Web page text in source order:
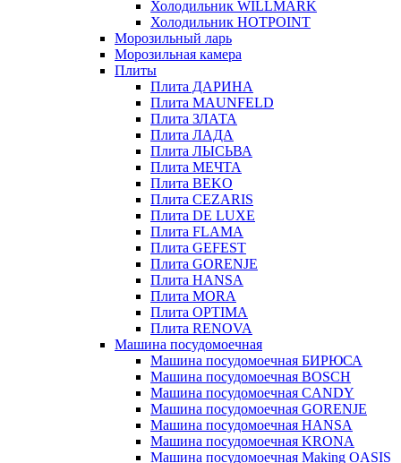
Холодильник WILLMARK
Холодильник HOTPOINT
Морозильный ларь
Морозильная камера
Плиты
Плита ДАРИНА
Плита MAUNFELD
Плита ЗЛАТА
Плита ЛАДА
Плита ЛЫСЬВА
Плита МЕЧТА
Плита BEKO
Плита CEZARIS
Плита DE LUXE
Плита FLAMA
Плита GEFEST
Плита GORENJE
Плита HANSA
Плита MORA
Плита OPTIMA
Плита RENOVA
Машина посудомоечная
Машина посудомоечная БИРЮСА
Машина посудомоечная BOSCH
Машина посудомоечная CANDY
Машина посудомоечная GORENJE
Машина посудомоечная HANSA
Машина посудомоечная KRONA
Машина посудомоечная Making OASIS